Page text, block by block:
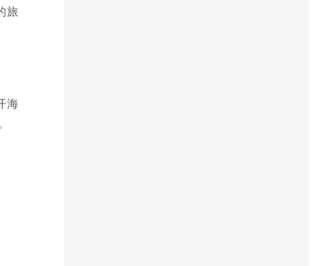
旅
海